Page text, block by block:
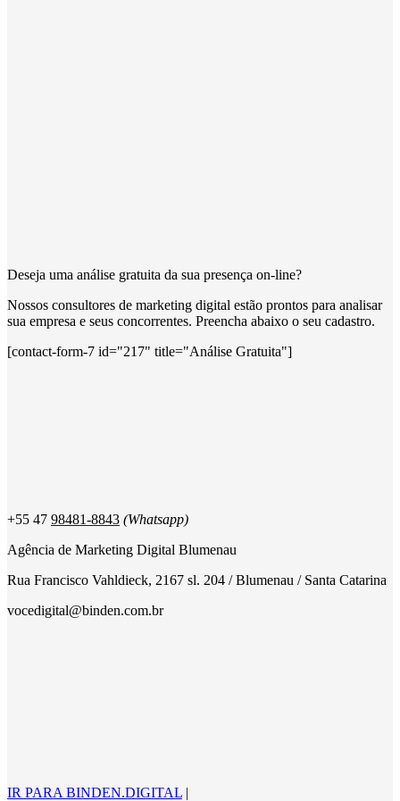
Deseja uma análise gratuita da sua presença on-line?
Nossos consultores de marketing digital estão prontos para analisar
sua empresa e seus concorrentes. Preencha abaixo o seu cadastro.
[contact-form-7 id="217" title="Análise Gratuita"]
+55 47 98481-8843 (Whatsapp)
Agência de Marketing Digital Blumenau
Rua Francisco Vahldieck, 2167 sl. 204 / Blumenau / Santa Catarina
vocedigital@binden.com.br
IR PARA BINDEN.DIGITAL |